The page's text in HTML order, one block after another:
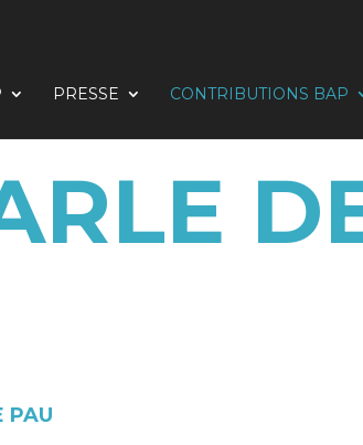
PRESSE CONTRIBUTIONS BAP
PAU